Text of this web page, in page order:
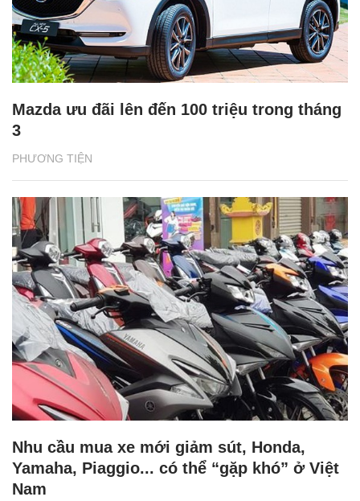
PHƯƠNG TIỆN
Mazda ưu đãi lên đến 100 triệu trong tháng
3
Nhu cầu mua xe mới giảm sút, Honda,
Yamaha, Piaggio... có thể “gặp khó” ở Việt
Nam